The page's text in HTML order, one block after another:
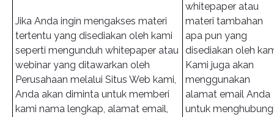
Jika Anda ingin mengakses materi
tertentu yang disediakan oleh kami
seperti mengunduh whitepaper atau
webinar yang ditawarkan oleh
Perusahaan melalui Situs Web kami,
Anda akan diminta untuk memberi
kami nama lengkap, alamat email,
whitepaper atau
materi tambahan
apa pun yang
disediakan oleh
Kami juga akan
menggunakan
alamat email Anda
untuk